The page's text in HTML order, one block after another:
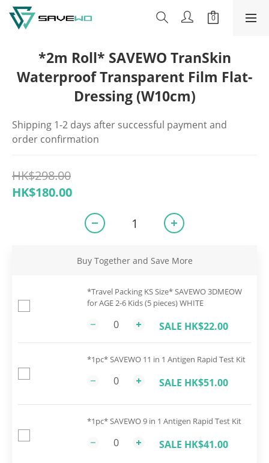
*2m Roll* SAVEWO TranSkin
Waterproof Transparent Film Flat-
Dressing (W10cm)
Shipping 1-2 days after successful payment and
order confirmation
HK$298.00
HK$180.00
Buy Together and Save More
*Travel Packing KS Size* SAVEWO 3DMEOW
for AGE 2-6 Kids (5 pieces) WHITE
SALE HK$22.00
*1pc* SAVEWO 11 in 1 Antigen Rapid Test Kit
SALE HK$51.00
*1pc* SAVEWO 9 in 1 Antigen Rapid Test Kit
SALE HK$41.00